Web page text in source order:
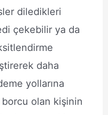
diledikleri
çekebilir ya da
daha
yollarına
olan kişinin